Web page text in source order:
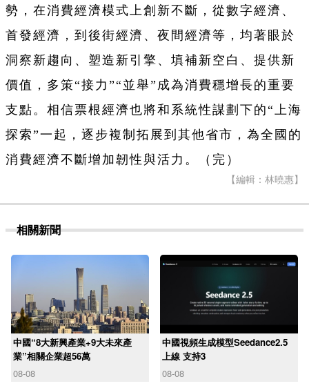
勢，在消費經濟模式上創新不斷，從數字經濟、
首發經濟，到後街經濟、夜間經濟等，均著眼於
洞察新趨向、塑造新引擎、填補新空白、提供新
價值，多策“接力”“並舉”成為消費穩增長的重要
支點。相信票根經濟也將和系統性謀劃下的“上海
探索”一起，逐步複制拓展到其他省市，為全國的
消費經濟不斷增加韌性與活力。（完）
【編輯：林曉惠】
相關新聞
中國“8大新興產業+9大未來產
業”相關企業超56萬
08-08
中國視頻生成模型Seedance2.5
上線 支持3
08-08